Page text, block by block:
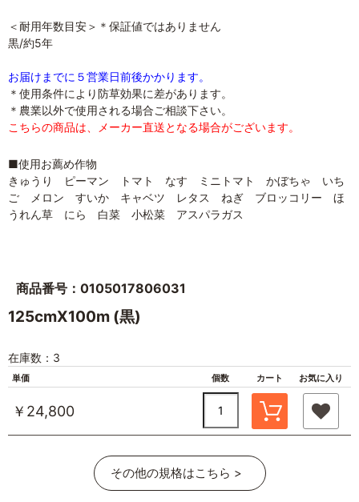
＜耐用年数目安＞＊保証値ではありません
黒/約5年
お届けまでに５営業日前後かかります。
＊使用条件により防草効果に差があります。
＊農業以外で使用される場合ご相談下さい。
こちらの商品は、メーカー直送となる場合がございます。
■使用お薦め作物
きゅうり ピーマン トマト なす ミニトマト かぼちゃ いち
ご メロン すいか キャベツ レタス ねぎ ブロッコリー ほ
うれん草 にら 白菜 小松菜 アスパラガス
商品番号：0105017806031
125cmX100m (黒)
在庫数：3
単価 個数 カート お気に入り
￥24,800
その他の規格はこちら >